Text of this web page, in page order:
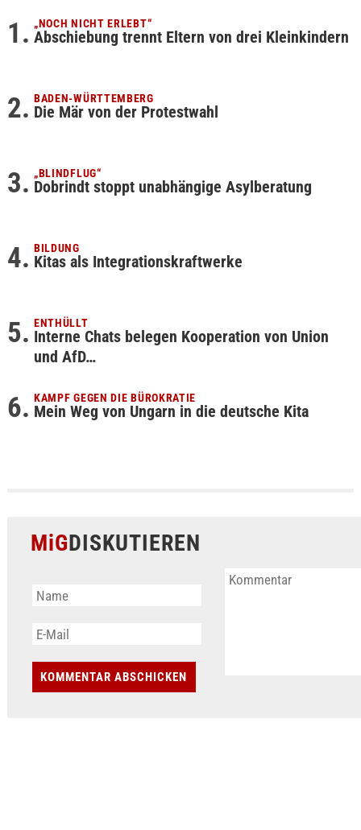
„NOCH NICHT ERLEBT“
Abschiebung trennt Eltern von drei Kleinkindern
BADEN-WÜRTTEMBERG
Die Mär von der Protestwahl
„BLINDFLUG“
Dobrindt stoppt unabhängige Asylberatung
BILDUNG
Kitas als Integrationskraftwerke
ENTHÜLLT
Interne Chats belegen Kooperation von Union
und AfD…
KAMPF GEGEN DIE BÜROKRATIE
Mein Weg von Ungarn in die deutsche Kita
MiGDISKUTIEREN